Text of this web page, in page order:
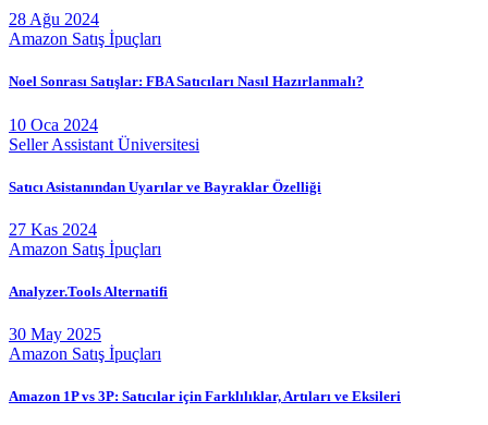
28 Ağu 2024
Amazon Satış İpuçları
Noel Sonrası Satışlar: FBA Satıcıları Nasıl Hazırlanmalı?
10 Oca 2024
Seller Assistant Üniversitesi
Satıcı Asistanından Uyarılar ve Bayraklar Özelliği
27 Kas 2024
Amazon Satış İpuçları
Analyzer.Tools Alternatifi
30 May 2025
Amazon Satış İpuçları
Amazon 1P vs 3P: Satıcılar için Farklılıklar, Artıları ve Eksileri